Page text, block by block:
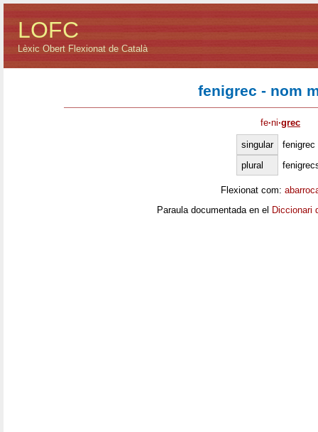
LOFC
Lèxic Obert Flexionat de Català
fenigrec - nom
fe·ni·grec
singular
fenigrec
plural
Flexionat com:
Paraula documentada en el Diccionari